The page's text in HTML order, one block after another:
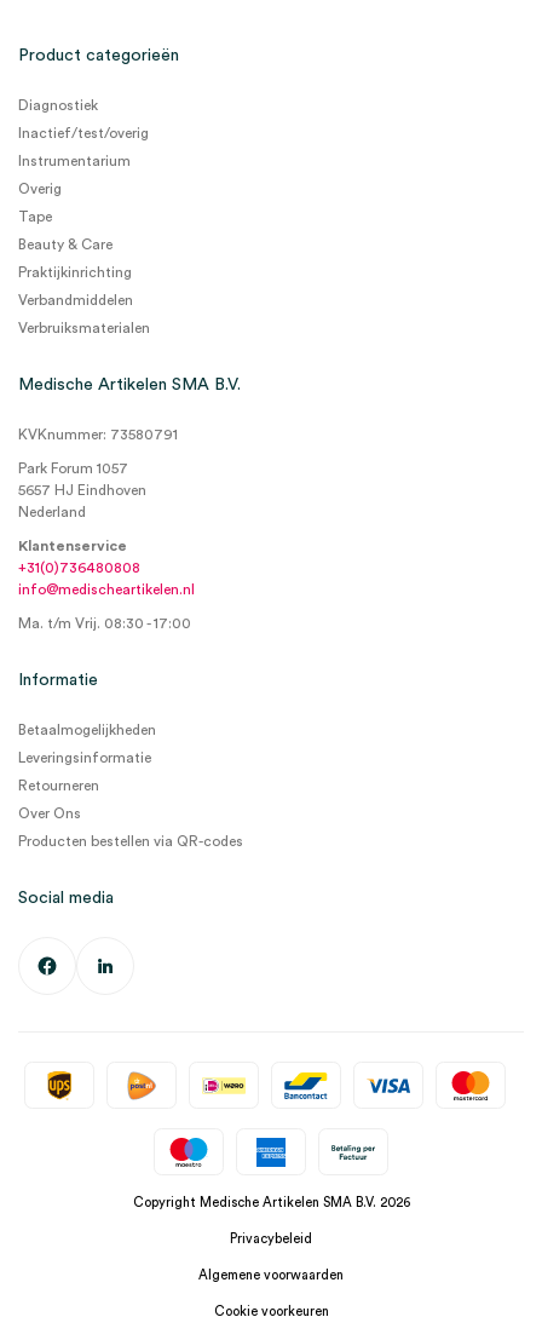
Product categorieën
Diagnostiek
Inactief/test/overig
Instrumentarium
Overig
Tape
Beauty & Care
Praktijkinrichting
Verbandmiddelen
Verbruiksmaterialen
Medische Artikelen SMA B.V.
KVKnummer: 73580791
Park Forum 1057
5657 HJ Eindhoven
Nederland
Klantenservice
+31(0)736480808
info@medischeartikelen.nl
Ma. t/m Vrij. 08:30 - 17:00
Informatie
Betaalmogelijkheden
Leveringsinformatie
Retourneren
Over Ons
Producten bestellen via QR-codes
Social media
Copyright Medische Artikelen SMA B.V. 2026
Privacybeleid
Algemene voorwaarden
Cookie voorkeuren